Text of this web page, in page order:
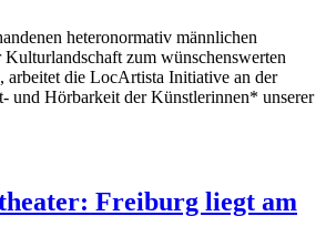
heteronormativ männlichen
zum wünschenswerten
arbeitet die LocArtista Initiative an der
und Hörbarkeit der Künstlerinnen* unserer
Freiburg liegt am